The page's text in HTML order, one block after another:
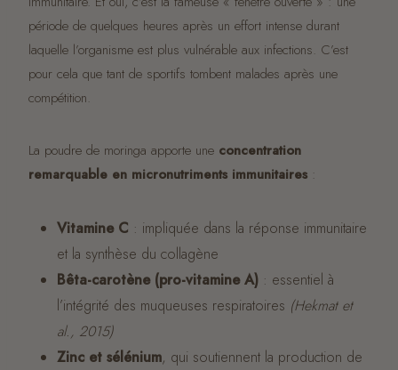
période de quelques heures après un effort intense durant
laquelle l’organisme est plus vulnérable aux infections. C’est
pour cela que tant de sportifs tombent malades après une
compétition.
La poudre de moringa apporte une concentration
remarquable en micronutriments immunitaires :
Vitamine C : impliquée dans la réponse immunitaire
et la synthèse du collagène
Bêta-carotène (pro-vitamine A) : essentiel à
l’intégrité des muqueuses respiratoires (Hekmat et
al., 2015)
Zinc et sélénium, qui soutiennent la production de